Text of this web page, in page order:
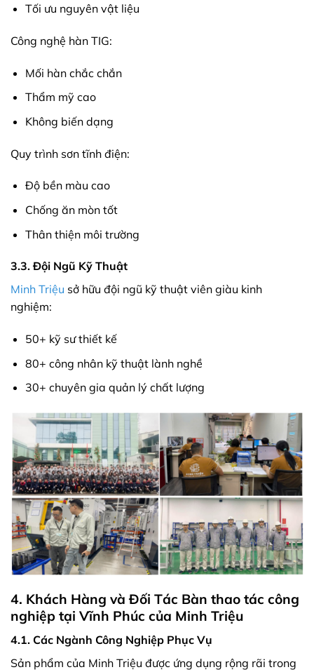
Tối ưu nguyên vật liệu
Công nghệ hàn TIG:
Mối hàn chắc chắn
Thẩm mỹ cao
Không biến dạng
Quy trình sơn tĩnh điện:
Độ bền màu cao
Chống ăn mòn tốt
Thân thiện môi trường
3.3. Đội Ngũ Kỹ Thuật
Minh Triệu sở hữu đội ngũ kỹ thuật viên giàu kinh
nghiệm:
50+ kỹ sư thiết kế
80+ công nhân kỹ thuật lành nghề
30+ chuyên gia quản lý chất lượng
4. Khách Hàng và Đối Tác Bàn thao tác công
nghiệp tại Vĩnh Phúc của Minh Triệu
4.1. Các Ngành Công Nghiệp Phục Vụ
Sản phẩm của Minh Triệu được ứng dụng rộng rãi trong